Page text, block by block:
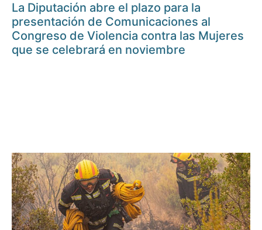
La Diputación abre el plazo para la
presentación de Comunicaciones al
Congreso de Violencia contra las Mujeres
que se celebrará en noviembre